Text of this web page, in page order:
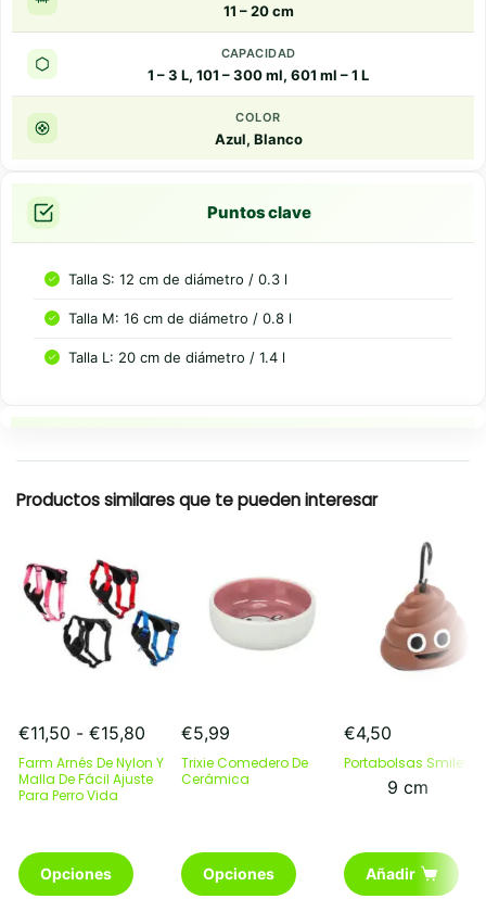
11 – 20 cm
CAPACIDAD
1 – 3 L, 101 – 300 ml, 601 ml – 1 L
COLOR
Azul, Blanco
Puntos clave
Talla S: 12 cm de diámetro / 0.3 l
Talla M: 16 cm de diámetro / 0.8 l
Talla L: 20 cm de diámetro / 1.4 l
Productos similares que te pueden interesar
€11,50 - €15,80 Rango
de
precios:
€15,80
Farm Arnés De Nylon Y
Malla De Fácil Ajuste
Para Perro Vida
Opciones
Este
producto
€5,99
Trixie Comedero De
Cerámica
Opciones
Este
producto
€4,50
Portabolsas Smiley
9 cm
Añadir